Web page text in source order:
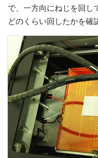
で、一方向にねじを回し
どのくらい回したかを確